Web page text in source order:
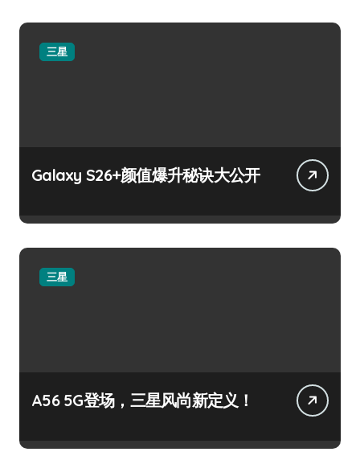
三星
Galaxy S26+颜值爆升秘诀大公开
三星
A56 5G登场，三星风尚新定义！